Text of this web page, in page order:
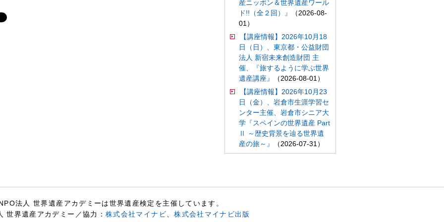
産ニッポン＆世界遺産ワール
ド!!（全２回）』
（2026-08-
01）
【講座情報】2026年10月18
日（日）、東京都・公益財団
法人 新宿未来創造財団 主
催、『旅するように学ぶ世界
遺産講座』
（2026-08-01）
【講座情報】2026年10月23
日（金）、岩倉市生涯学習セ
ンター主催、岩倉市シニア大
学『スペインの世界遺産 Part
Ⅱ ～歴史背景を辿る世界遺
産の旅～』
（2026-07-31）
法人 世界遺産アカデミーは世界遺産検定を主催しています。
世界遺産アカデミー／協力： 株式会社マイナビ 、株式会社マイナビ出版